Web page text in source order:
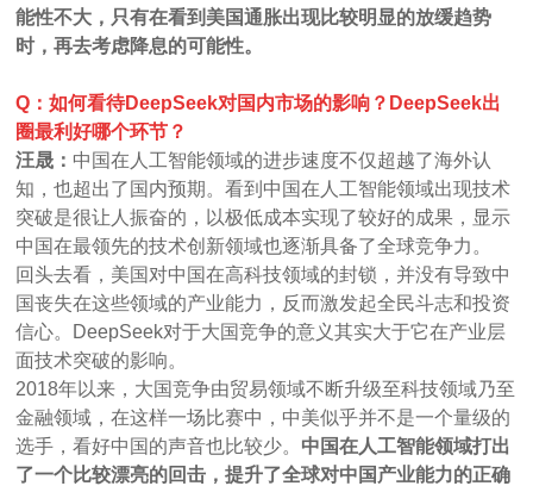
能性不大，只有在看到美国通胀出现比较明显的放缓趋势
时，再去考虑降息的可能性。
Q：如何看待DeepSeek对国内市场的影响？DeepSeek出
圈最利好哪个环节？
汪晟： 中国在人工智能领域的进步速度不仅超越了海外认
知，也超出了国内预期。看到中国在人工智能领域出现技术
突破是很让人振奋的，以极低成本实现了较好的成果，显示
中国在最领先的技术创新领域也逐渐具备了全球竞争力。
回头去看，美国对中国在高科技领域的封锁，并没有导致中
国丧失在这些领域的产业能力，反而激发起全民斗志和投资
信心。DeepSeek对于大国竞争的意义其实大于它在产业层
面技术突破的影响。
2018年以来，大国竞争由贸易领域不断升级至科技领域乃至
金融领域，在这样一场比赛中，中美似乎并不是一个量级的
选手，看好中国的声音也比较少。 中国在人工智能领域打出
了一个比较漂亮的回击，提升了全球对中国产业能力的正确